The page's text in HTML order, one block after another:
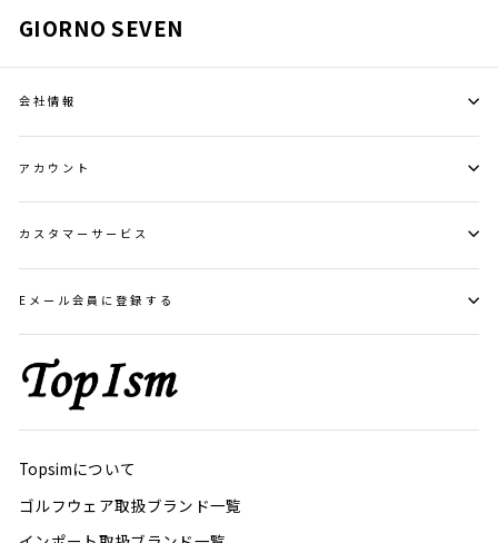
GIORNO SEVEN
会社情報
アカウント
カスタマーサービス
Eメール会員に登録する
Topsimについて
ゴルフウェア取扱ブランド一覧